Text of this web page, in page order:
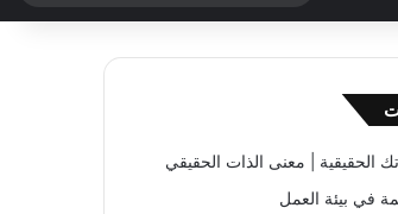
عن
الحقيقية | معنى الذات الحقيقي
في بيئة العمل